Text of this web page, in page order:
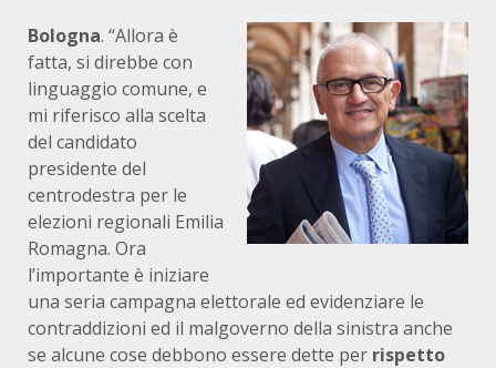
Bologna. “Allora è
fatta, si direbbe con
linguaggio comune, e
mi riferisco alla scelta
del candidato
presidente del
centrodestra per le
elezioni regionali Emilia
Romagna. Ora
l’importante è iniziare
una seria campagna elettorale ed evidenziare le
contraddizioni ed il malgoverno della sinistra anche
se alcune cose debbono essere dette per rispetto